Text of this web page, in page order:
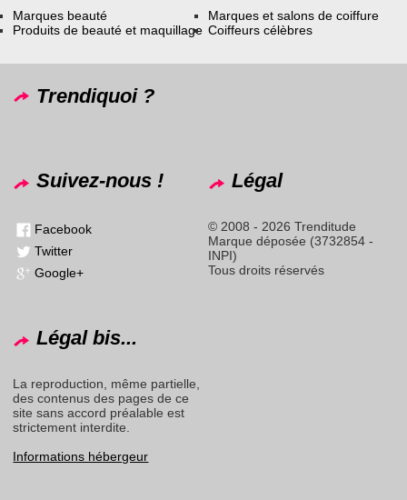
Marques beauté
Produits de beauté et maquillage
Marques et salons de coiffure
Coiffeurs célèbres
Trendiquoi ?
Suivez-nous !
Facebook
Twitter
Google+
Légal
© 2008 - 2026 Trenditude
Marque déposée (3732854 -
INPI)
Tous droits réservés
Légal bis...
La reproduction, même partielle,
des contenus des pages de ce
site sans accord préalable est
strictement interdite.
Informations hébergeur